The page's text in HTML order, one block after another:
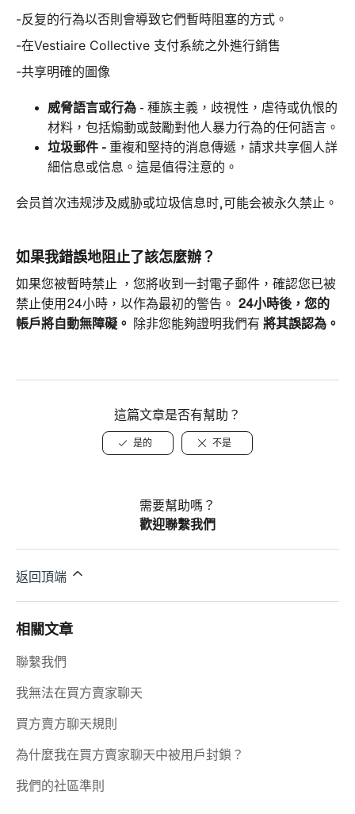
-反复的行為以否則會導致它們暫時阻塞的方式。
-在Vestiaire Collective 支付系統之外進行銷售
-共享明確的圖像
威脅語言或行為 - 種族主義，歧視性，虐待或仇恨的
材料，包括煽動或鼓勵對他人暴力行為的任何語言。
垃圾郵件 - 重複和堅持的消息傳遞，請求共享個人詳
細信息或信息。這是值得注意的。
会员首次违规涉及威胁或垃圾信息时,可能会被永久禁止。
如果我錯誤地阻止了該怎麼辦？
如果您被暫時禁止 ，您將收到一封電子郵件，確認您已被
禁止使用24小時，以作為最初的警告。
24小時後，您的
帳戶將自動無障礙。
除非您能夠證明我們有 將其誤認為。
這篇文章是否有幫助？
是的 不是
需要幫助嗎？
歡迎聯繫我們
返回頂端
相關文章
聯繫我們
我無法在買方賣家聊天
買方賣方聊天規則
為什麼我在買方賣家聊天中被用戶封鎖？
我們的社區準則